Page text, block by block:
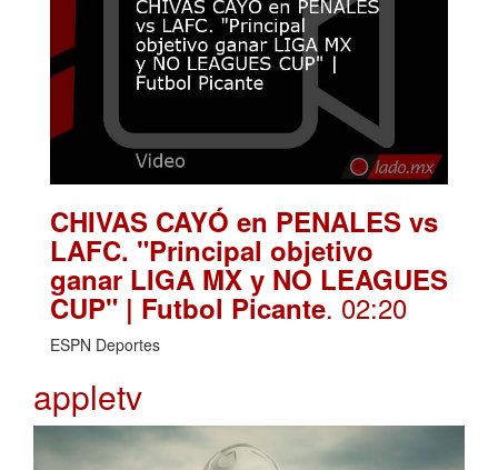
CHIVAS CAYÓ en PENALES vs
LAFC. "Principal objetivo
ganar LIGA MX y NO LEAGUES
CUP" | Futbol Picante. 02:20
ESPN Deportes
appletv